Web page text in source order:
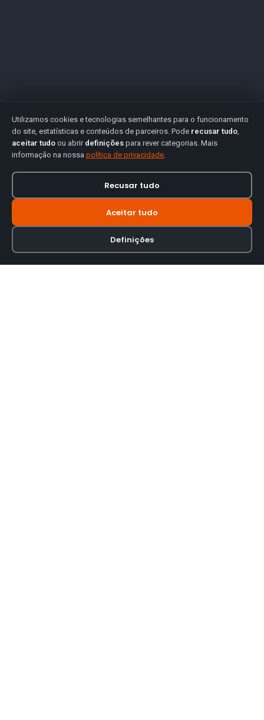
Utilizamos cookies e tecnologias semelhantes para o funcionamento
do site, estatísticas e conteúdos de parceiros. Pode recusar tudo,
aceitar tudo ou abrir definições para rever categorias. Mais
informação na nossa política de privacidade.
Recusar tudo
Aceitar tudo
Definições